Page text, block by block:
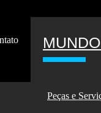
Peças e